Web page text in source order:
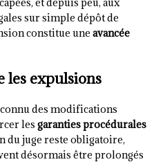
sur simple dépôt de
constitue une avancée
les expulsions
des modifications
les garanties procédurales
du juge reste obligatoire,
désormais être prolongés